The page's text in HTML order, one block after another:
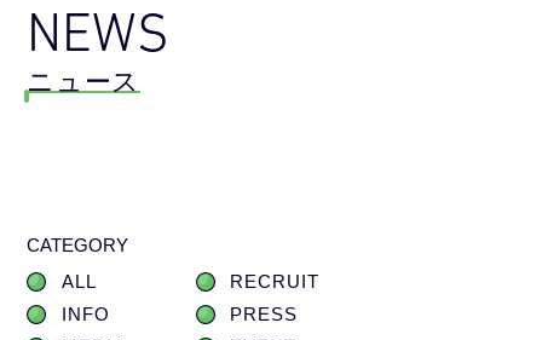
NEWS
ニュース
CATEGORY
ALL
RECRUIT
INFO
PRESS